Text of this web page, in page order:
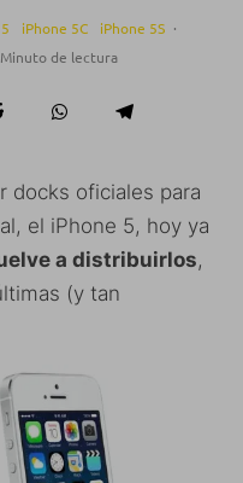
iPhone 5C iPhone 5S ·
de lectura
docks oficiales para
el iPhone 5, hoy ya
a distribuirlos,
(y tan